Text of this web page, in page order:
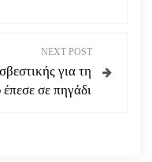
NEXT POST
για τη
σε πηγάδι